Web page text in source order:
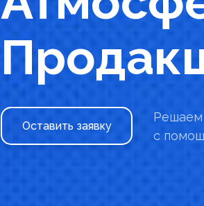
Оставить заявку
Решаем
с